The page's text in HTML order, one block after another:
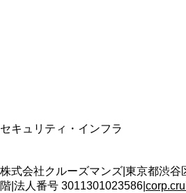
セキュリティ・インフラ
株式会社クルーズマンズ 東京都渋谷
階 法人番号 3011301023586